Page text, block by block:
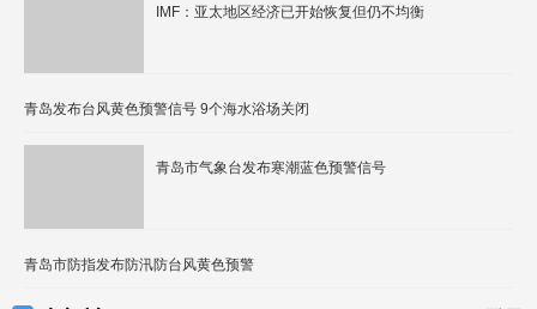
IMF：亚太地区经济已开始恢复但仍不均衡
青岛发布台风黄色预警信号 9个海水浴场关闭
青岛市气象台发布寒潮蓝色预警信号
青岛市防指发布防汛防台风黄色预警